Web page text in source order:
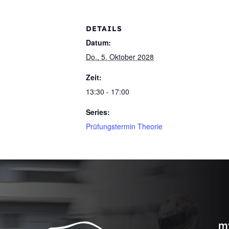
DETAILS
Datum:
Do., 5. Oktober 2028
Zeit:
13:30 - 17:00
Series:
Prüfungstermin Theorie